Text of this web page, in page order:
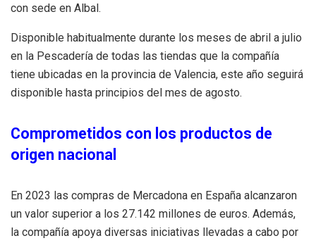
con sede en Albal.
Disponible habitualmente durante los meses de abril a julio
en la Pescadería de todas las tiendas que la compañía
tiene ubicadas en la provincia de Valencia, este año seguirá
disponible hasta principios del mes de agosto.
Comprometidos con los productos de
origen nacional
En 2023 las compras de Mercadona en España alcanzaron
un valor superior a los 27.142 millones de euros. Además,
la compañía apoya diversas iniciativas llevadas a cabo por